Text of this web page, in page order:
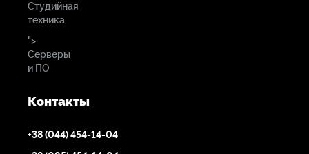
Студийная
техника
">
Серверы
и ПО
Контакты
+38 (044) 454-14-04